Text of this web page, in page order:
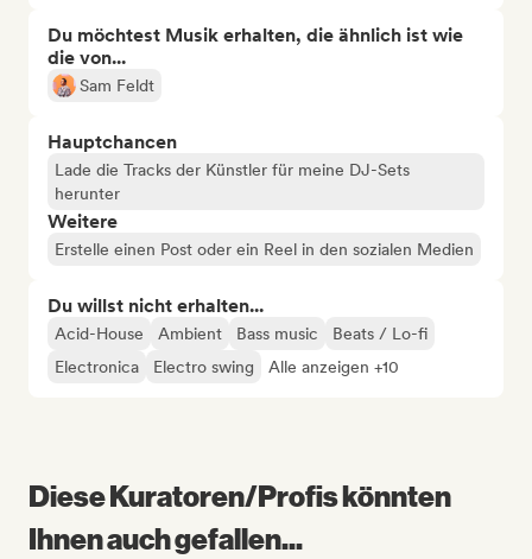
Du möchtest Musik erhalten, die ähnlich ist wie
die von...
Sam Feldt
Hauptchancen
Lade die Tracks der Künstler für meine DJ-Sets
herunter
Weitere
Erstelle einen Post oder ein Reel in den sozialen Medien
Du willst nicht erhalten...
Acid-House Ambient Bass music
Beats / Lo-fi
Electronica
Electro swing Alle anzeigen +10
Diese Kuratoren/Profis könnten
Ihnen auch gefallen...